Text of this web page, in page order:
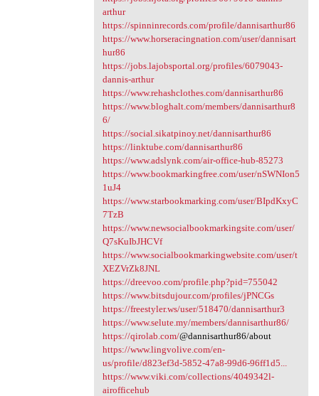
arthur
https://spinninrecords.com/profile/dannisarthur86
https://www.horseracingnation.com/user/dannisart
hur86
https://jobs.lajobsportal.org/profiles/6079043-
dannis-arthur
https://www.rehashclothes.com/dannisarthur86
https://www.bloghalt.com/members/dannisarthur8
6/
https://social.sikatpinoy.net/dannisarthur86
https://linktube.com/dannisarthur86
https://www.adslynk.com/air-office-hub-85273
https://www.bookmarkingfree.com/user/nSWNIon5
1uJ4
https://www.starbookmarking.com/user/BIpdKxyC
7TzB
https://www.newsocialbookmarkingsite.com/user/
Q7sKuIbJHCVf
https://www.socialbookmarkingwebsite.com/user/t
XEZVrZk8JNL
https://dreevoo.com/profile.php?pid=755042
https://www.bitsdujour.com/profiles/jPNCGs
https://freestyler.ws/user/518470/dannisarthur3
https://www.selute.my/members/dannisarthur86/
https://qirolab.com/@dannisarthur86/about
https://www.lingvolive.com/en-
us/profile/d823ef3d-5852-47a8-99d6-96ff1d5...
https://www.viki.com/collections/4049342l-
airofficehub